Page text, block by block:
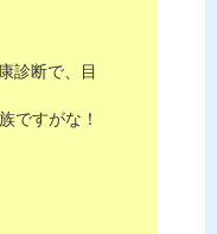
診断で、目
ですがな！